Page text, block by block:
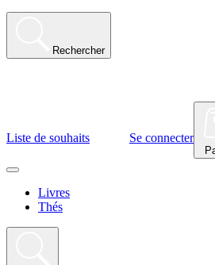
Rechercher
Liste de souhaits Se connecter
Livres
Thés